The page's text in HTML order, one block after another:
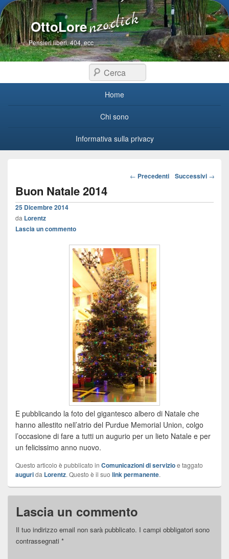
OttoLore
Pensieri liberi, 404, ecc
Cerca
Home
Chi sono
Informativa sulla privacy
Navigazione articoli
← Precedenti Successivi →
Buon Natale 2014
25 Dicembre 2014
da Lorentz
Lascia un commento
E pubblicando la foto del gigantesco albero di Natale che
hanno allestito nell’atrio del Purdue Memorial Union, colgo
l’occasione di fare a tutti un augurio per un lieto Natale e per
un felicissimo anno nuovo.
Questo articolo è pubblicato in Comunicazioni di servizioe taggato
augurida Lorentz. Questo è il suo link permanente.
Lascia un commento
Il tuo indirizzo email non sarà pubblicato. I campi obbligatori sono
contrassegnati *